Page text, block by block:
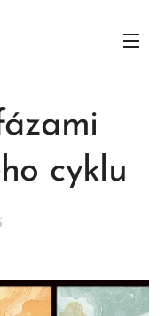
cyklu